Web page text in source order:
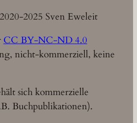
2025 Sven Eweleit
CC BY-NC-ND 4.0
nicht-kommerziell, keine
sich kommerzielle
Buchpublikationen).